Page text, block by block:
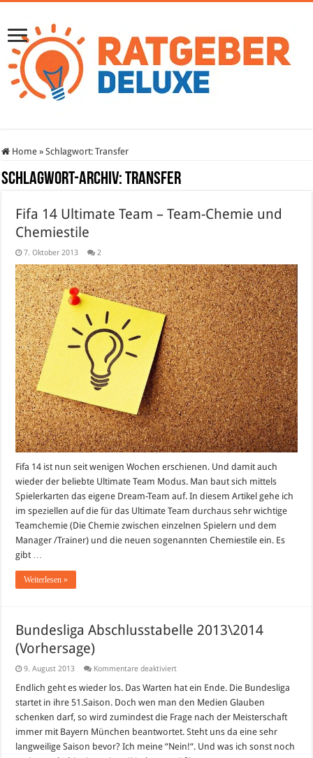
Home » Schlagwort:Transfer
Schlagwort-Archiv:Transfer
Fifa 14 Ultimate Team – Team-Chemie und
Chemiestile
7. Oktober 2013 2
Fifa 14 ist nun seit wenigen Wochen erschienen. Und damit auch
wieder der beliebte Ultimate Team Modus. Man baut sich mittels
Spielerkarten das eigene Dream-Team auf. In diesem Artikel gehe ich
im speziellen auf die für das Ultimate Team durchaus sehr wichtige
Teamchemie (Die Chemie zwischen einzelnen Spielern und dem
Manager /Trainer) und die neuen sogenannten Chemiestile ein. Es
gibt …
Weiterlesen »
Bundesliga Abschlusstabelle 2013\2014
(Vorhersage)
9. August 2013 Kommentare deaktiviertfür
Abschlusstabelle
(Vorhersage)
Endlich geht es wieder los. Das Warten hat ein Ende. Die Bundesliga
startet in ihre 51.Saison. Doch wen man den Medien Glauben
schenken darf, so wird zumindest die Frage nach der Meisterschaft
immer mit Bayern München beantwortet. Steht uns da eine sehr
langweilige Saison bevor? Ich meine “Nein!“. Und was ich sonst noch